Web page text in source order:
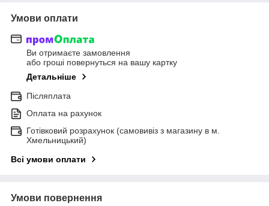
Умови оплати
Ви отримаєте замовлення
або гроші повернуться на вашу картку
Детальніше
Післяплата
Оплата на рахунок
Готівковий розрахунок (самовивіз з магазину в м.
Хмельницький)
Всі умови оплати
Умови повернення